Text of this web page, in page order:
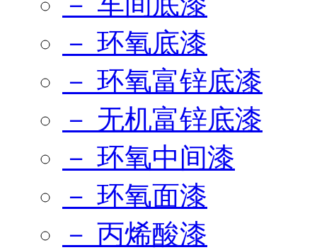
－ 环氧底漆
－ 环氧富锌底漆
－ 无机富锌底漆
－ 环氧中间漆
－ 环氧面漆
－ 丙烯酸漆